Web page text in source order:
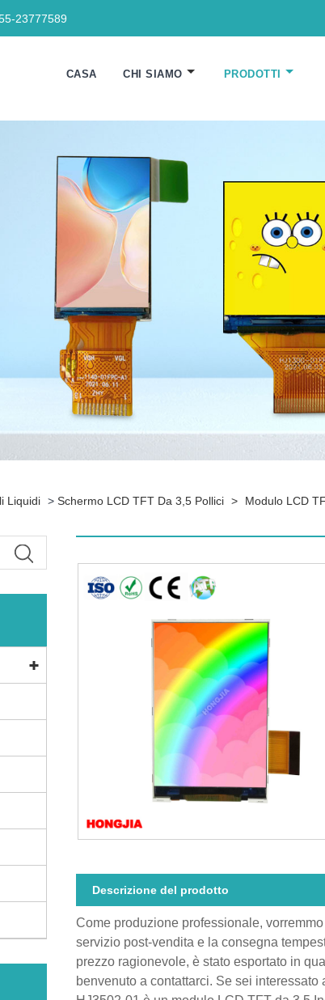
23777589
CASA CHI SIAMO PRODOTTI
Liquidi > Schermo LCD TFT Da 3,5 Pollici > Modulo LCD
Descrizione del prodotto
Come produzione professionale,
servizio post-vendita e la consegna
prezzo ragionevole, è stato esportato in
benvenuto a contattarci. Se sei